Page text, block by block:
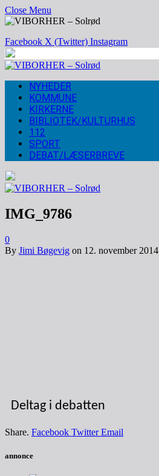
Close Menu
Facebook X (Twitter) Instagram
NYHEDER
KOMMUNE
KIRKERNE
BIBLIOTEK/KULTURHUS
112
SPORT
DEBAT/LÆSERBREVE
IMG_9786
0
By Jimi Bøgevig on 12. november 2014
Deltag i debatten
Share. Facebook Twitter Email
annonce